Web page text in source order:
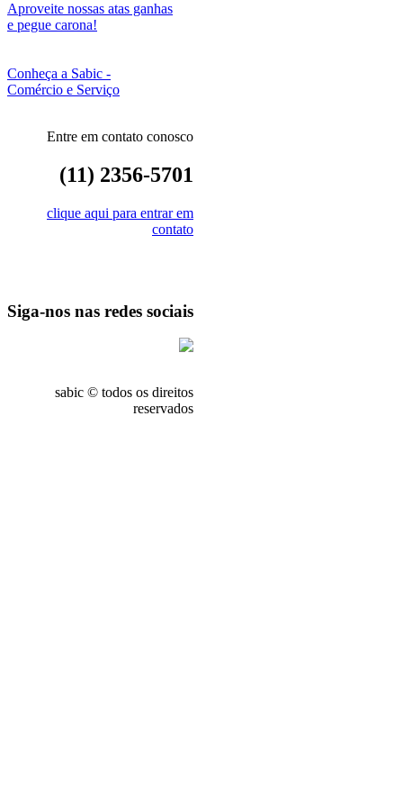
Aproveite nossas atas ganhas
e pegue carona!
Conheça a Sabic -
Comércio e Serviço
Entre em contato conosco
(11) 2356-5701
clique aqui para entrar em
contato
Siga-nos nas redes sociais
sabic © todos os direitos
reservados